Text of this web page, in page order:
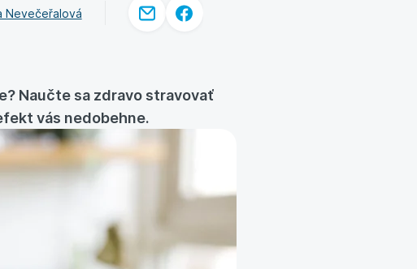
Nevečeřalová
Naučte sa zdravo stravovať
vás nedobehne.